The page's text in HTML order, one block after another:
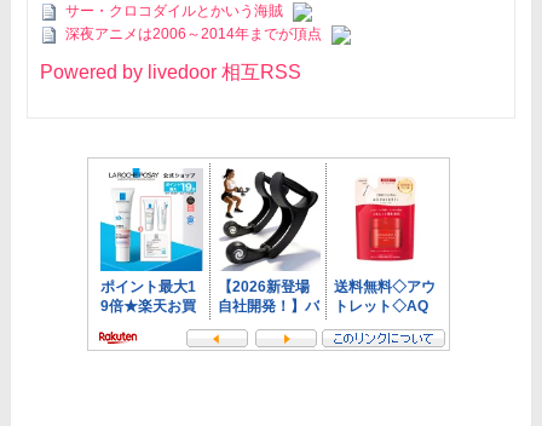
サー・クロコダイルとかいう海賊
深夜アニメは2006～2014年までが頂点
Powered by livedoor 相互RSS